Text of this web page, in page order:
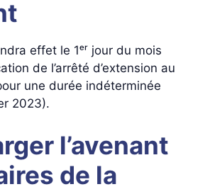
effet le 1ᵉʳ jour du mois
de l’arrêté d’extension au
une durée indéterminée
2023).
l’avenant
de la